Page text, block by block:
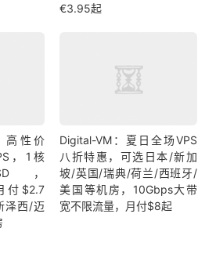
€3.95起
高性价
，1核
，
付$2.7
泽西/迈
Digital-VM：夏日全场VPS
八折特惠，可选日本/新加
坡/英国/瑞典/荷兰/西班牙/
美国等机房，10Gbps大带
宽不限流量，月付$8起